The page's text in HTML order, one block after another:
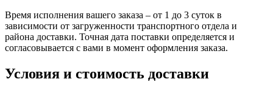
Время исполнения вашего заказа – от 1 до 3 суток в
зависимости от загруженности транспортного отдела и
района доставки. Точная дата поставки определяется и
согласовывается с вами в момент оформления заказа.
Условия и стоимость доставки